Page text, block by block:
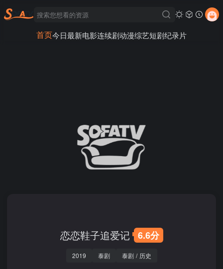
首页今日最新电影连续剧动漫综艺短剧纪录片
恋恋鞋子追爱记 6.6分
2019 泰剧 泰剧 / 历史